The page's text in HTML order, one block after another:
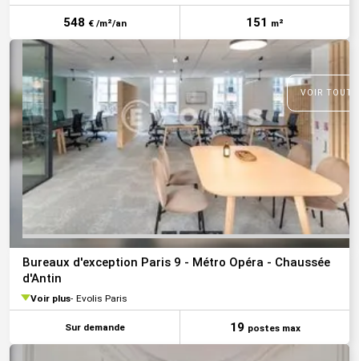
548 € /m²/an 151 m²
VOIR
Bureaux d'exception Paris 9 - Métro Opéra - Chaussée
d'Antin
Voir plus Evolis Paris
Sur demande 19 postes max